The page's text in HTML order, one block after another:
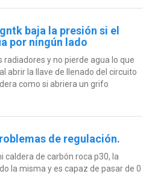
baja la presión si el
por ningún lado
radiadores y no pierde agua lo que
abrir la llave de llenado del circuito
como si abriera un grifo
de regulación.
caldera de carbón roca p30, la
la misma y es capaz de pasar de 0